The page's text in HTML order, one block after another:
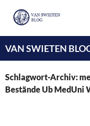
VAN SWIETEN
INHALT
SPRINGEN
Schlagwort-Archiv:
Bestände Ub MedUni